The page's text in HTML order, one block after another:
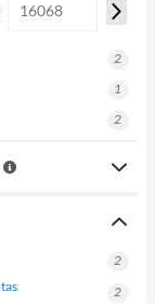
2
1
2
2
2